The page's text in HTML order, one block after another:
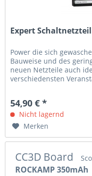
Expert Schaltnetzteil
Power die sich
Bauweise und des
neuen Netzteile auch
verschiedensten
54,90 € *
Nicht lagernd
Merken
CC3D Board
ROCKAMP 350mAh